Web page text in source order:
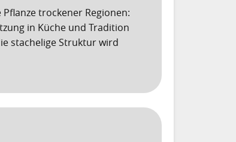
trockener Regionen:
in Küche und Tradition
stachelige Struktur wird